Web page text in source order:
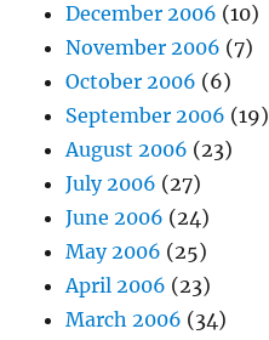
December 2006 (10)
November 2006 (7)
October 2006 (6)
September 2006 (19)
August 2006 (23)
July 2006 (27)
June 2006 (24)
May 2006 (25)
April 2006 (23)
March 2006 (34)